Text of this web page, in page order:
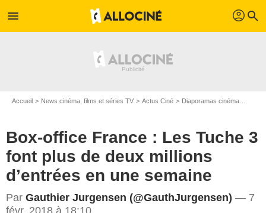
menu profil search
Accueil News cinéma, films et séries TV Actus Ciné Diaporamas cinéma
Box-office France : Les Tuche 3
font plus de deux millions
d’entrées en une semaine
Par Gauthier Jurgensen (@GauthJurgensen) — 7
févr. 2018 à 18:10